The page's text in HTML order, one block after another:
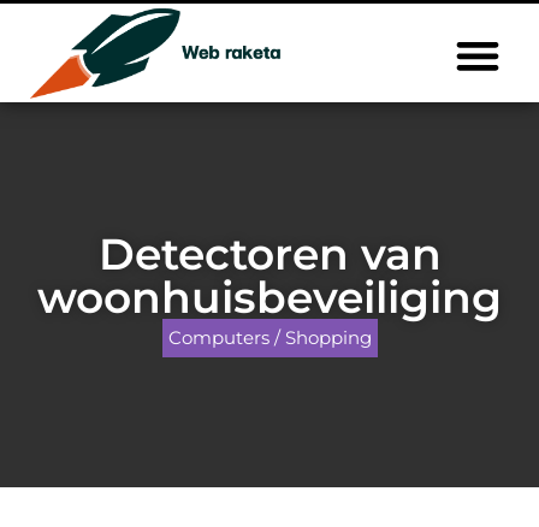
Detectoren van
woonhuisbeveiliging
Computers / Shopping